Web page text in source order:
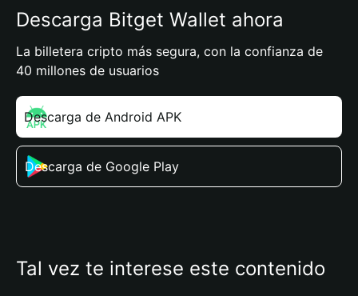
Descarga Bitget Wallet ahora
La billetera cripto más segura, con la confianza de
40 millones de usuarios
Descarga de Android APK
Descarga de Google Play
Tal vez te interese este contenido